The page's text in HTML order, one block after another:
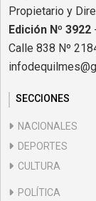
Propietario y
Edición Nº 3922
Calle 838 Nº
SECCIONES
NACIONALES
DEPORTES
CULTURA
POLÍTICA